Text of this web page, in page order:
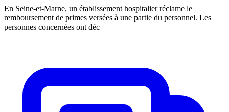
En Seine-et-Marne, un établissement hospitalier réclame le
remboursement de primes versées à une partie du personnel. Les
personnes concernées ont déc